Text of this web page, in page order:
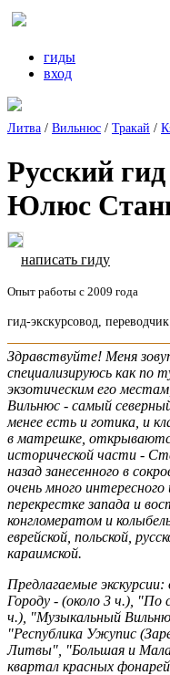
гиды
вход
Литва / Вильнюс / Тракай /
Русский
Юлюс
написать гиду
Опыт работы с 2009 года
гид-экскурсовод, переводчик
Здравствуйте! Меня
специализируюсь как
экзотическим его
Вильнюс - самый
менее есть и готика, и
в матрешке,
исторической части -
назад занесенного в
очень много интересного
перекрестке запада и
конгломератом и
еврейской, польской,
караимской.
Предлагаемые
Городу - (около 3 ч.), "По
ч.), "Музыкальный
"Республика Ужупис
Литвы", "Большая и
квартал красных